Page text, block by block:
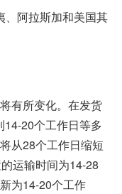
、阿拉斯加和美国其
有所变化。在发货
20个工作日等多
从28个工作日缩短
运输时间为14-28
为14-20个工作